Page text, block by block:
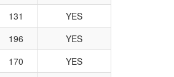
131
YES
196
YES
170
YES